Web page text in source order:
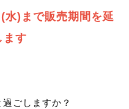
水)まで販売期間を延
ます
ごしますか？